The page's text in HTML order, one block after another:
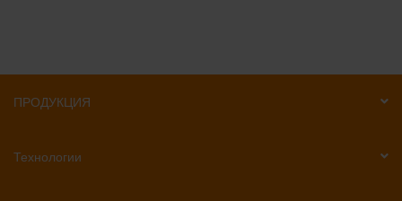
ПРОДУКЦИЯ
Технологии